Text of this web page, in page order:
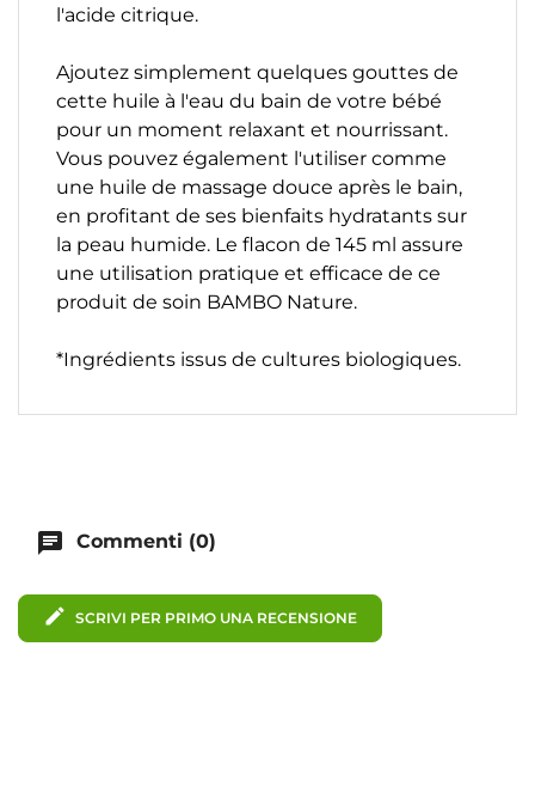
l'acide citrique.
Ajoutez simplement quelques gouttes de
cette huile à l'eau du bain de votre bébé
pour un moment relaxant et nourrissant.
Vous pouvez également l'utiliser comme
une huile de massage douce après le bain,
en profitant de ses bienfaits hydratants sur
la peau humide. Le flacon de 145 ml assure
une utilisation pratique et efficace de ce
produit de soin BAMBO Nature.
*Ingrédients issus de cultures biologiques.
chat Commenti (0)
edit SCRIVI PER PRIMO UNA RECENSIONE